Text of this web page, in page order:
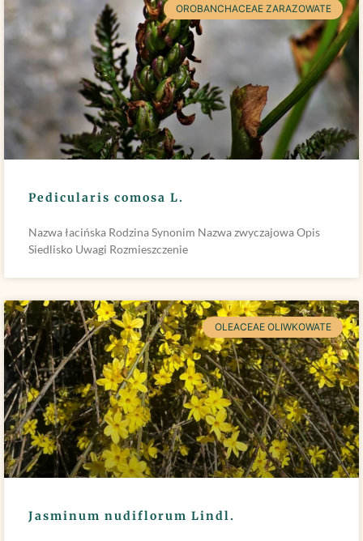
OROBANCHACEAE ZARAZOWATE
Pedicularis comosa L.
Nazwa łacińska Rodzina Synonim Nazwa zwyczajowa Opis
Siedlisko Uwagi Rozmieszczenie
OLEACEAE OLIWKOWATE
Jasminum nudiflorum Lindl.